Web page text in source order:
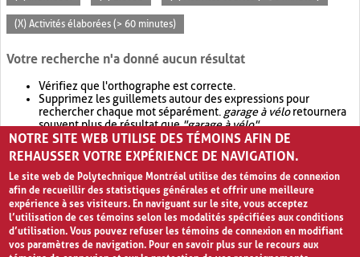
(X) Activités élaborées (> 60 minutes)
Votre recherche n'a donné aucun résultat
Vérifiez que l'orthographe est correcte.
Supprimez les guillemets autour des expressions pour
rechercher chaque mot séparément. garage à véloretournera
souvent plus de résultat que"garage à vélo".
Envisagez d'élargir votre recherche avec OR.garage OR vélo
retournera souvent plus de résultat quegarage à vélo
NOTRE SITE WEB UTILISE DES TÉMOINS AFIN DE
REHAUSSER VOTRE EXPÉRIENCE DE NAVIGATION.
Le site web de Polytechnique Montréal utilise des témoins de connexion
afin de recueillir des statistiques générales et offrir une meilleure
expérience à ses visiteurs. En naviguant sur le site, vous acceptez
l’utilisation de ces témoins selon les modalités spécifiées aux conditions
d’utilisation. Vous pouvez refuser les témoins de connexion en modifiant
vos paramètres de navigation. Pour en savoir plus sur le recours aux